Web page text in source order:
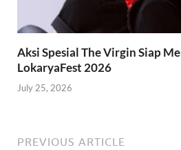
Aksi Spesial The Virgin Siap
LokaryaFest 2026
July 25, 2026
PREVIOUS ARTICLE